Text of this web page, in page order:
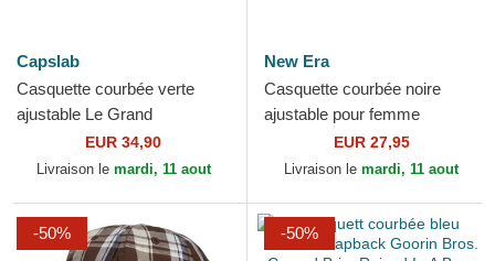
Capslab
Casquette courbée verte
ajustable Le Grand
Schtroumpf SMU2 PAPB Les
Schtroumpfs Capslab
EUR 34,90
Livraison le mardi, 11 aout
New Era
Casquette courbée noire
ajustable pour femme
9FORTY Floral Script New
York Yankees MLB New Era
EUR 27,95
Livraison le mardi, 11 aout
-50% -50%